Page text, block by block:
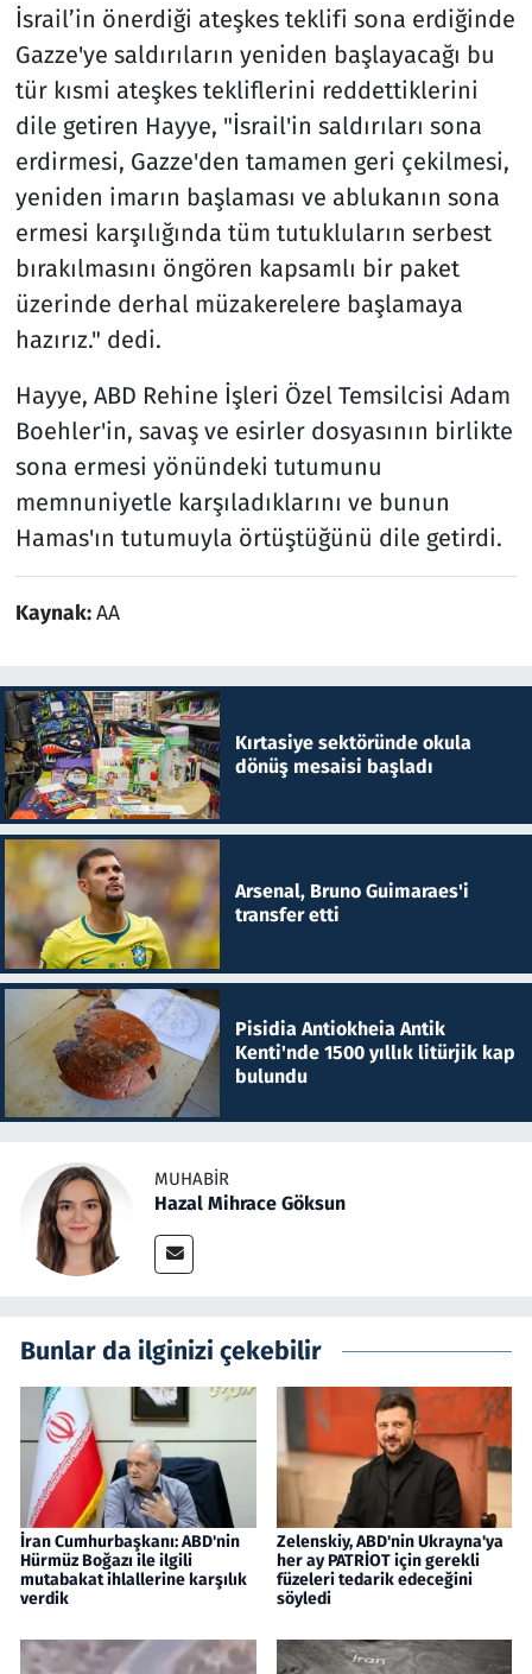
İsrail’in önerdiği ateşkes teklifi sona erdiğinde
Gazze'ye saldırıların yeniden başlayacağı bu
tür kısmi ateşkes tekliflerini reddettiklerini
dile getiren Hayye, "İsrail'in saldırıları sona
erdirmesi, Gazze'den tamamen geri çekilmesi,
yeniden imarın başlaması ve ablukanın sona
ermesi karşılığında tüm tutukluların serbest
bırakılmasını öngören kapsamlı bir paket
üzerinde derhal müzakerelere başlamaya
hazırız." dedi.
Hayye, ABD Rehine İşleri Özel Temsilcisi Adam
Boehler'in, savaş ve esirler dosyasının birlikte
sona ermesi yönündeki tutumunu
memnuniyetle karşıladıklarını ve bunun
Hamas'ın tutumuyla örtüştüğünü dile getirdi.
Kaynak:AA
Kırtasiye sektöründe okula
dönüş mesaisi başladı
Arsenal, Bruno Guimaraes'i
transfer etti
Pisidia Antiokheia Antik
Kenti'nde 1500 yıllık litürjik kap
bulundu
MUHABIR
Hazal Mihrace Göksun
Bunlar da ilginizi çekebilir
İran Cumhurbaşkanı: ABD'nin
Hürmüz Boğazı ile ilgili
mutabakat ihlallerine karşılık
verdik
Zelenskiy, ABD'nin Ukrayna'ya
her ay PATRİOT için gerekli
füzeleri tedarik edeceğini
söyledi
Televizyon